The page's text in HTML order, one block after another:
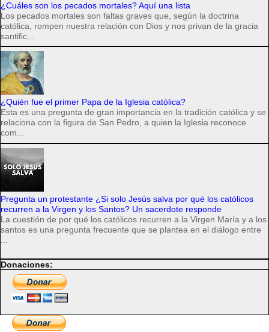
¿Cuáles son los pecados mortales? Aquí una lista
Los pecados mortales son faltas graves que, según la doctrina
católica, rompen nuestra relación con Dios y nos privan de la gracia
santific...
¿Quién fue el primer Papa de la Iglesia católica?
Esta es una pregunta de gran importancia en la tradición católica y se
relaciona con la figura de San Pedro, a quien la Iglesia reconoce
com...
Pregunta un protestante ¿Si solo Jesús salva por qué los católicos
recurren a la Virgen y los Santos? Un sacerdote responde
La cuestión de por qué los católicos recurren a la Virgen María y a los
santos es una pregunta frecuente que se plantea en el diálogo entre
Donaciones: